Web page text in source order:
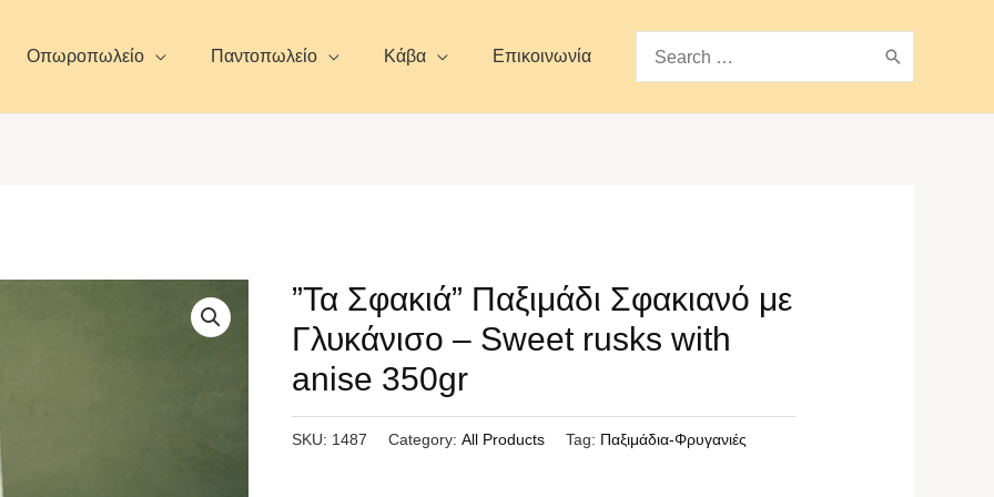
Οπωροπωλείο Παντοπωλείο Κάβα Επικοινωνία
for:
”Τα Σφακιά” Παξιμάδι Σφακιανό με
Γλυκάνισο – Sweet rusks with
anise 350gr
SKU: 1487 Category:All Products Tag: Παξιμάδια-Φρυγανιές